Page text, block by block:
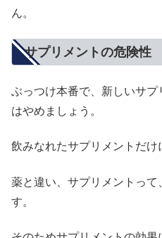
ん。
サプリメントの危険性
ぶっつけ本番で、新しいサ
はやめましょう。
飲みなれたサプリメントだけ
薬と違い、サプリメントっ
す。